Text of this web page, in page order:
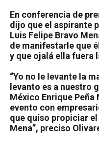
En conferencia de
dijo que el aspirante
Luis Felipe Bravo
de manifestarle que
y que ojalá ella fuera
“Yo no le levante la
levanto es a nuestro
México Enrique Peña
evento con
que quiso propiciar
Mena”, preciso